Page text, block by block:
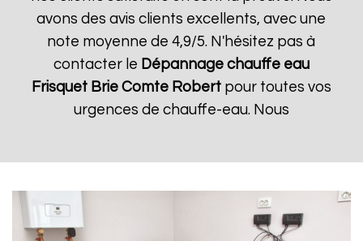
avons des avis clients excellents, avec une
note moyenne de 4,9/5. N'hésitez pas à
contacter le Dépannage chauffe eau
Frisquet Brie Comte Robertpour toutes vos
urgences de chauffe-eau. Nous